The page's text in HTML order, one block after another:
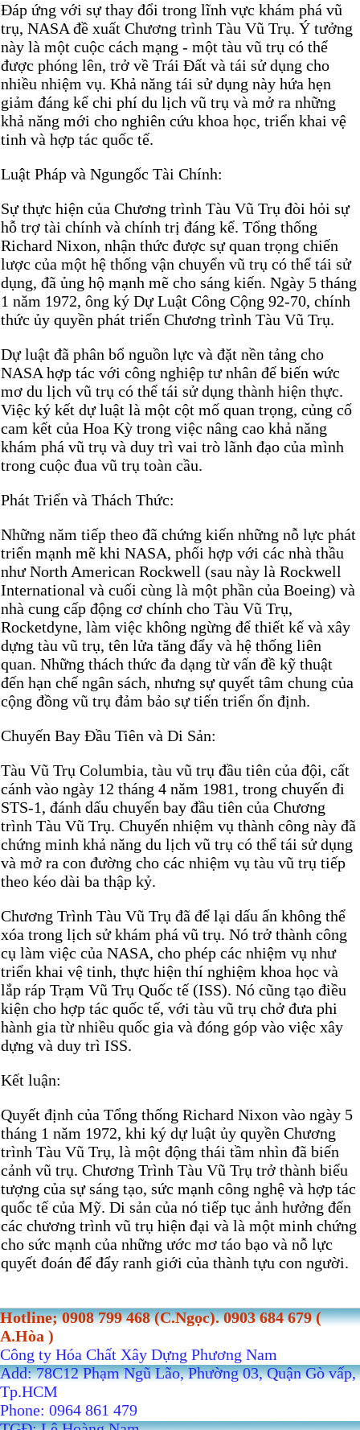
Đáp ứng với sự thay đổi trong lĩnh vực khám phá vũ
trụ, NASA đề xuất Chương trình Tàu Vũ Trụ. Ý tưởng
này là một cuộc cách mạng - một tàu vũ trụ có thể
được phóng lên, trở về Trái Đất và tái sử dụng cho
nhiều nhiệm vụ. Khả năng tái sử dụng này hứa hẹn
giảm đáng kể chi phí du lịch vũ trụ và mở ra những
khả năng mới cho nghiên cứu khoa học, triển khai vệ
tinh và hợp tác quốc tế.
Luật Pháp và Ngungốc Tài Chính:
Sự thực hiện của Chương trình Tàu Vũ Trụ đòi hỏi sự
hỗ trợ tài chính và chính trị đáng kể. Tổng thống
Richard Nixon, nhận thức được sự quan trọng chiến
lược của một hệ thống vận chuyển vũ trụ có thể tái sử
dụng, đã ủng hộ mạnh mẽ cho sáng kiến. Ngày 5 tháng
1 năm 1972, ông ký Dự Luật Công Cộng 92-70, chính
thức ủy quyền phát triển Chương trình Tàu Vũ Trụ.
Dự luật đã phân bổ nguồn lực và đặt nền tảng cho
NASA hợp tác với công nghiệp tư nhân để biến wức
mơ du lịch vũ trụ có thể tái sử dụng thành hiện thực.
Việc ký kết dự luật là một cột mố quan trọng, củng cố
cam kết của Hoa Kỳ trong việc nâng cao khả năng
khám phá vũ trụ và duy trì vai trò lãnh đạo của mình
trong cuộc đua vũ trụ toàn cầu.
Phát Triển và Thách Thức:
Những năm tiếp theo đã chứng kiến những nỗ lực phát
triển mạnh mẽ khi NASA, phối hợp với các nhà thầu
như North American Rockwell (sau này là Rockwell
International và cuối cùng là một phần của Boeing) và
nhà cung cấp động cơ chính cho Tàu Vũ Trụ,
Rocketdyne, làm việc không ngừng để thiết kế và xây
dựng tàu vũ trụ, tên lửa tăng đẩy và hệ thống liên
quan. Những thách thức đa dạng từ vấn đề kỹ thuật
đến hạn chế ngân sách, nhưng sự quyết tâm chung của
cộng đồng vũ trụ đảm bảo sự tiến triển ổn định.
Chuyến Bay Đầu Tiên và Di Sản:
Tàu Vũ Trụ Columbia, tàu vũ trụ đầu tiên của đội, cất
cánh vào ngày 12 tháng 4 năm 1981, trong chuyến đi
STS-1, đánh dấu chuyến bay đầu tiên của Chương
trình Tàu Vũ Trụ. Chuyến nhiệm vụ thành công này đã
chứng minh khả năng du lịch vũ trụ có thể tái sử dụng
và mở ra con đường cho các nhiệm vụ tàu vũ trụ tiếp
theo kéo dài ba thập kỷ.
Chương Trình Tàu Vũ Trụ đã để lại dấu ấn không thể
xóa trong lịch sử khám phá vũ trụ. Nó trở thành công
cụ làm việc của NASA, cho phép các nhiệm vụ như
triển khai vệ tinh, thực hiện thí nghiệm khoa học và
lắp ráp Trạm Vũ Trụ Quốc tế (ISS). Nó cũng tạo điều
kiện cho hợp tác quốc tế, với tàu vũ trụ chở đưa phi
hành gia từ nhiều quốc gia và đóng góp vào việc xây
dựng và duy trì ISS.
Kết luận:
Quyết định của Tổng thống Richard Nixon vào ngày 5
tháng 1 năm 1972, khi ký dự luật ủy quyền Chương
trình Tàu Vũ Trụ, là một động thái tầm nhìn đã biến
cảnh vũ trụ. Chương Trình Tàu Vũ Trụ trở thành biểu
tượng của sự sáng tạo, sức mạnh công nghệ và hợp tác
quốc tế của Mỹ. Di sản của nó tiếp tục ảnh hưởng đến
các chương trình vũ trụ hiện đại và là một minh chứng
cho sức mạnh của những ước mơ táo bạo và nỗ lực
quyết đoán để đẩy ranh giới của thành tựu con người.
Hotline; 0908 799 468 (C.Ngọc). 0903 684 679 (
A.Hòa )
Công ty Hóa Chất Xây Dựng Phương Nam
Add: 78C12 Phạm Ngũ Lão, Phường 03, Quận Gò vấp,
Tp.HCM
Phone: 0964 861 479